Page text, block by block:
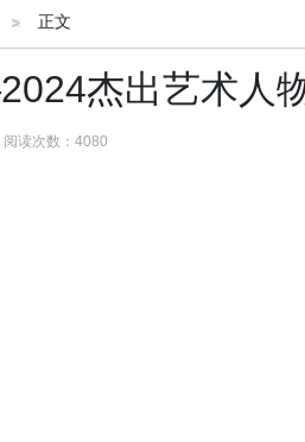
正文
杰出艺术人
读次数：4080